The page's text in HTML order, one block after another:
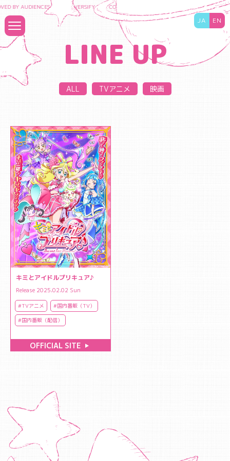
BY AUDIENCES TO DIVERSIFY THE CONTENT BUSINESS AND MAXIMIZE THE
JA EN
LINE UP
ALL TVアニメ 映画
キミとアイドルプリキュア♪
Release 2025.02.02 Sun
#TVアニメ
#国内番販（TV）
#国内番販（配信）
OFFICIAL SITE